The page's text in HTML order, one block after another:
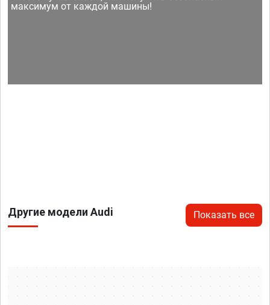
максимум от каждой машины!
Другие модели Audi Показать все